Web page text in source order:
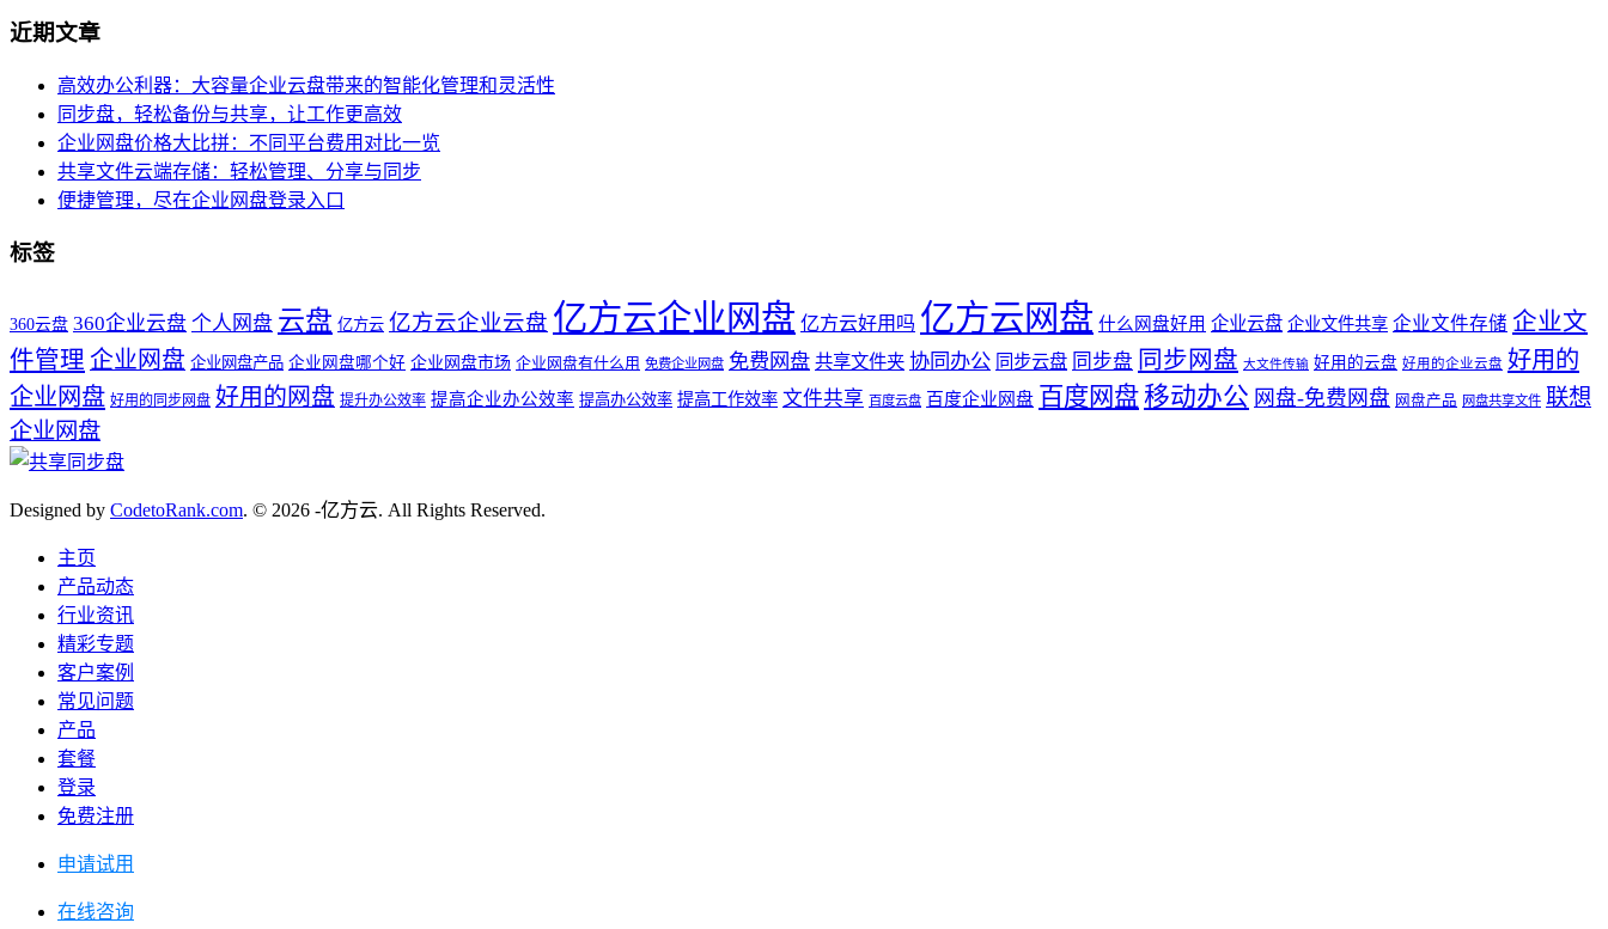
近期文章
高效办公利器：大容量企业云盘带来的智能化管理和灵活性
同步盘，轻松备份与共享，让工作更高效
企业网盘价格大比拼：不同平台费用对比一览
共享文件云端存储：轻松管理、分享与同步
便捷管理，尽在企业网盘登录入口
标签
360云盘 360企业云盘 个人网盘 云盘 亿方云 亿方云企业云盘 亿方云企业网盘 亿方云好用吗 亿方云网盘 什么网盘好用 企业云盘 企业文件共享 企业文件存储 企业文
件管理 企业网盘 企业网盘产品 企业网盘哪个好 企业网盘市场 企业网盘有什么用 免费企业网盘 免费网盘 共享文件夹 协同办公 同步云盘 同步盘 同步网盘 大文件传输 好用的云盘 好用的企业云盘 好用的
企业网盘 好用的同步网盘 好用的网盘 提升办公效率 提高企业办公效率 提高办公效率 提高工作效率 文件共享 百度云盘 百度企业网盘 百度网盘 移动办公 网盘-免费网盘 网盘产品 网盘共享文件 联想
企业网盘
Designed by CodetoRank.com. © 2026 -亿方云. All Rights Reserved.
主页
产品动态
行业资讯
精彩专题
客户案例
常见问题
产品
套餐
登录
免费注册
申请试用
在线咨询